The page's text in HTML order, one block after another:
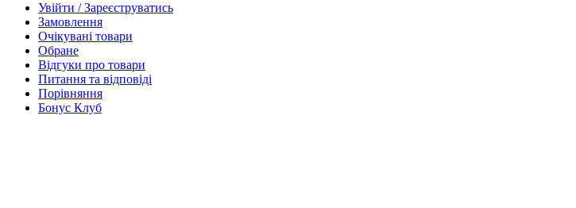
Увійти / Зареєструватись
Замовлення
Очікувані товари
Обране
Відгуки про товари
Питання та відповіді
Порівняння
Бонус Клуб